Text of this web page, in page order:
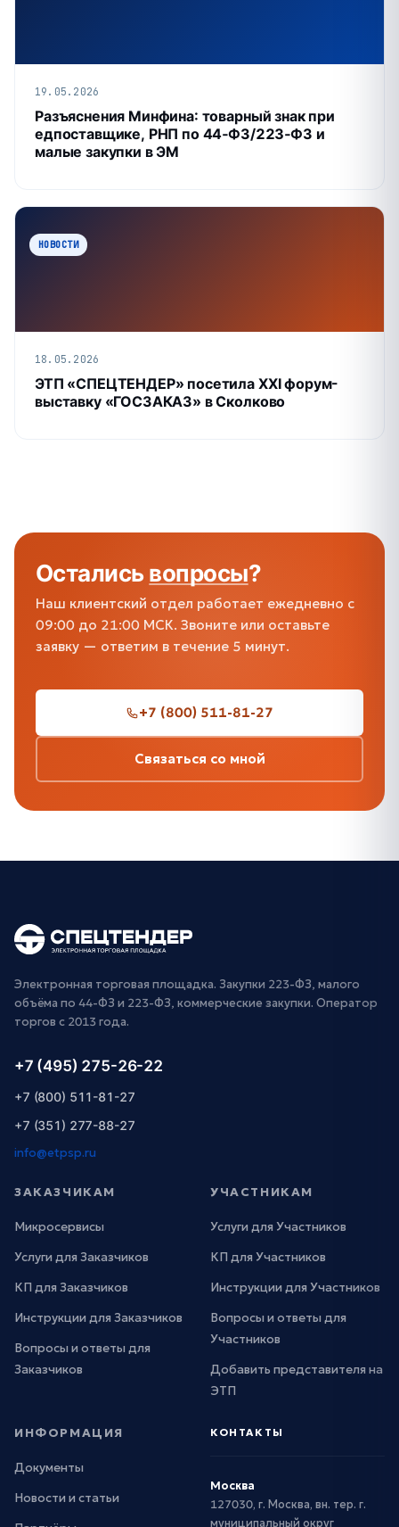
19.05.2026
Разъяснения Минфина: товарный знак при
едпоставщике, РНП по 44‑ФЗ/223‑ФЗ и
малые закупки в ЭМ
НОВОСТИ
18.05.2026
ЭТП «СПЕЦТЕНДЕР» посетила XXI форум-
выставку «ГОСЗАКАЗ» в Сколково
Осталисьвопросы?
Наш клиентский отдел работает ежедневно с
09:00 до 21:00 МСК. Звоните или оставьте
заявку — ответим в течение 5 минут.
+7 (800) 511-81-27
Связаться со мной
Электронная торговая площадка. Закупки 223-ФЗ, малого
объёма по 44-ФЗ и 223-ФЗ, коммерческие закупки. Оператор
торгов с 2013 года.
+7 (495) 275-26-22
+7 (800) 511-81-27
+7 (351) 277-88-27
info@etpsp.ru
ЗАКАЗЧИКАМ
Микросервисы
Услуги для Заказчиков
КП для Заказчиков
Инструкции для Заказчиков
Вопросы и ответы для
Заказчиков
УЧАСТНИКАМ
Услуги для Участников
КП для Участников
Инструкции для Участников
Вопросы и ответы для
Участников
Добавить представителя на
ЭТП
ИНФОРМАЦИЯ
Документы
Новости и статьи
КОНТАКТЫ
Москва
127030, г. Москва, вн. тер. г.
муниципальный округ